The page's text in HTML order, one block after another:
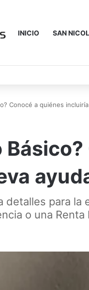
INICIO SAN
Conocé a quiénes
detalles para
o una